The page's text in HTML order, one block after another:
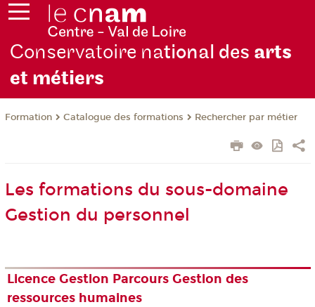
Conservatoire national des arts
et métiers
Formation Catalogue des formations Rechercher par métier
Les formations du sous-domaine
Gestion du personnel
Licence Gestion Parcours Gestion des
ressources humaines